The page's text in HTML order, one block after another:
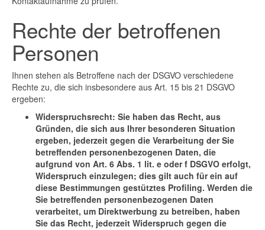
Rechte der betroffenen
Personen
Ihnen stehen als Betroffene nach der DSGVO verschiedene
Rechte zu, die sich insbesondere aus Art. 15 bis 21 DSGVO
ergeben:
Widerspruchsrecht: Sie haben das Recht, aus
Gründen, die sich aus Ihrer besonderen Situation
ergeben, jederzeit gegen die Verarbeitung der Sie
betreffenden personenbezogenen Daten, die
aufgrund von Art. 6 Abs. 1 lit. e oder f DSGVO erfolgt,
Widerspruch einzulegen; dies gilt auch für ein auf
diese Bestimmungen gestütztes Profiling. Werden die
Sie betreffenden personenbezogenen Daten
verarbeitet, um Direktwerbung zu betreiben, haben
Sie das Recht, jederzeit Widerspruch gegen die